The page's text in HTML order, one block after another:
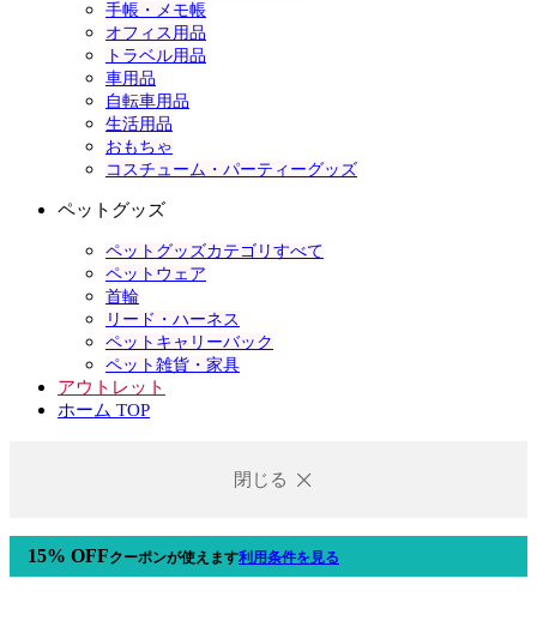
手帳・メモ帳
オフィス用品
トラベル用品
車用品
自転車用品
生活用品
おもちゃ
コスチューム・パーティーグッズ
ペットグッズ
ペットグッズカテゴリすべて
ペットウェア
首輪
リード・ハーネス
ペットキャリーバック
ペット雑貨・家具
アウトレット
ホーム TOP
閉じる
15% OFFクーポンが使えます利用条件を見る